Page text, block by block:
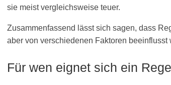
sie meist vergleichsweise teuer.
Zusammenfassend lässt sich sagen, dass
aber von verschiedenen Faktoren beeinflusst
Für wen eignet sich ein